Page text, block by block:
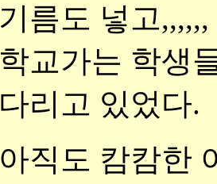
기름도 넣고
학교가는 학생
다리고 있었다.
아직도 캄캄한